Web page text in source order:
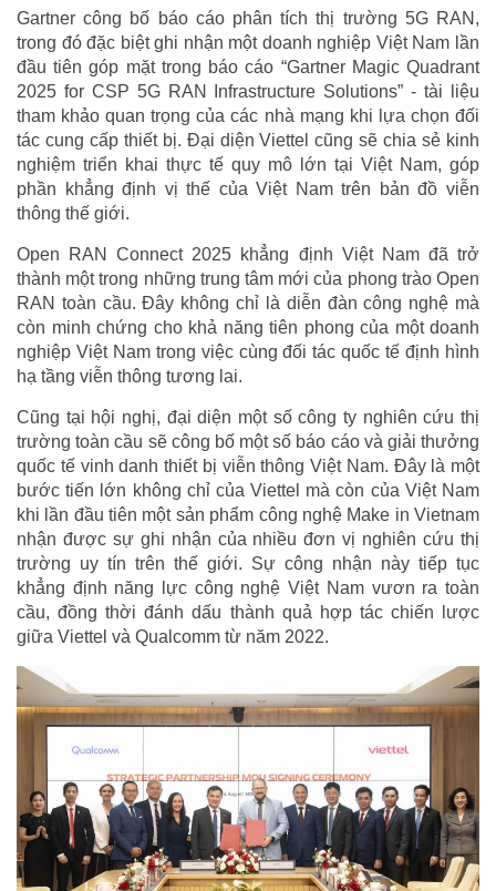
Gartner công bố báo cáo phân tích thị trường 5G RAN,
trong đó đặc biệt ghi nhận một doanh nghiệp Việt Nam lần
đầu tiên góp mặt trong báo cáo “Gartner Magic Quadrant
2025 for CSP 5G RAN Infrastructure Solutions” - tài liệu
tham khảo quan trọng của các nhà mạng khi lựa chọn đối
tác cung cấp thiết bị. Đại diện Viettel cũng sẽ chia sẻ kinh
nghiệm triển khai thực tế quy mô lớn tại Việt Nam, góp
phần khẳng định vị thế của Việt Nam trên bản đồ viễn
thông thế giới.
Open RAN Connect 2025 khẳng định Việt Nam đã trở
thành một trong những trung tâm mới của phong trào Open
RAN toàn cầu. Đây không chỉ là diễn đàn công nghệ mà
còn minh chứng cho khả năng tiên phong của một doanh
nghiệp Việt Nam trong việc cùng đối tác quốc tế định hình
hạ tầng viễn thông tương lai.
Cũng tại hội nghị, đại diện một số công ty nghiên cứu thị
trường toàn cầu sẽ công bố một số báo cáo và giải thưởng
quốc tế vinh danh thiết bị viễn thông Việt Nam. Đây là một
bước tiến lớn không chỉ của Viettel mà còn của Việt Nam
khi lần đầu tiên một sản phẩm công nghệ Make in Vietnam
nhận được sự ghi nhận của nhiều đơn vị nghiên cứu thị
trường uy tín trên thế giới. Sự công nhận này tiếp tục
khẳng định năng lực công nghệ Việt Nam vươn ra toàn
cầu, đồng thời đánh dấu thành quả hợp tác chiến lược
giữa Viettel và Qualcomm từ năm 2022.